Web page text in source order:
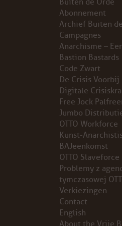
ANARCHISTISCHE GROEP
ANARCHISTISCH
ANARCHISTISCH
VB AMSTERDAM
VRIJ COLLECTIEF KORTRIJK
LEUVENSE
VB UTRECHT
Buiten de Orde
Abonnement
Archief Buiten
Campagnes
Anarchisme –
Bastion Bastards
Code Zwart
De Crisis Voorbij
Digitale
Free Jock
Jumbo
OTTO Workforce
Kunst-
BAJeenkomst
OTTO Slaveforce
Problemy z
tymczasowej
Verkiezingen
Contact
English